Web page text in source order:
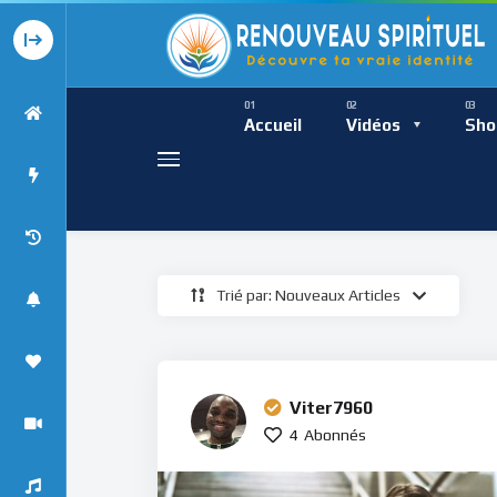
Accueil Vidéos
Présence
Présence
Trié par: Nouveaux Articles
Viter7960
4 Abonnés